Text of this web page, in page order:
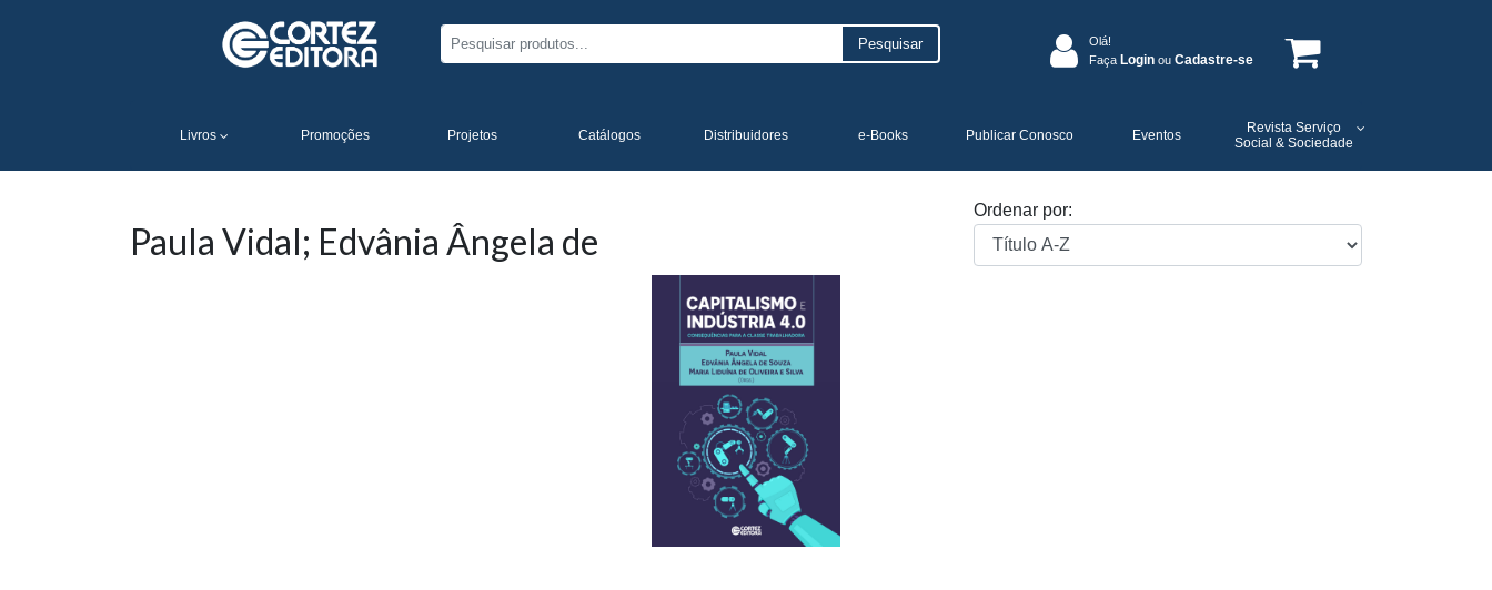
Pesquisar
Olá!
Faça Login ou Cadastre-se
Livros Promoções Projetos Catálogos Distribuidores e-Books Publicar Conosco Eventos
Revista Serviço
Social & Sociedade
Paula Vidal; Edvânia Ângela de
Ordenar por: